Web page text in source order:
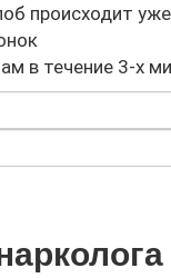
происходит
в течение 3-х